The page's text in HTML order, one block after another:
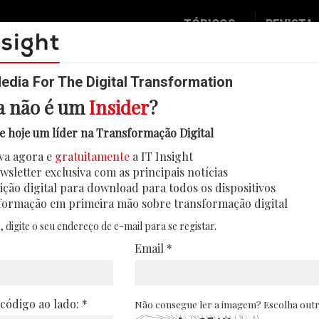
TÓPICOS
Digital
IT Strategy
Operação
Podcast
REVISTA
de gastos em inteligência
de tecnologia jurídica dupliquem até
adoção de plataformas Legal AI multiagente
29/05/2026
For The Digital Transformation
não é umInsider?
hoje um líder na Transformação Digital
agora e gratuitamente a IT Insight
exclusiva com as principais notícias
digital para download para todos os dispositivos
em primeira mão sobre transformação digital
o seu endereço de e-mail para se registar.
Email *
ao lado: * Não consegue ler a imagem? Escolha